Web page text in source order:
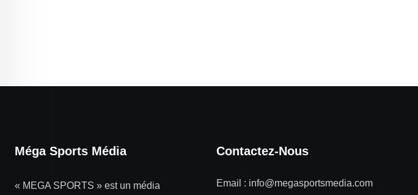
Méga Sports Média
« MEGA SPORTS » est un média
Contactez-Nous
Email : info@megasportsmedia.com